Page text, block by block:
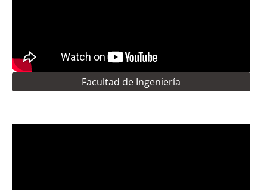
Facultad de Ingeniería